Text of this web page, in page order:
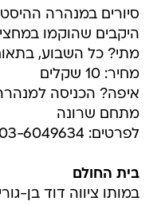
סיורים במנהרה
היקבים שהוקמו
מתי? כל השבוע,
מחיר: 10 שקלים
מתחם שרונה
לפרטים: 03-6049634
בית החולם
במותו ציווה דוד בן-